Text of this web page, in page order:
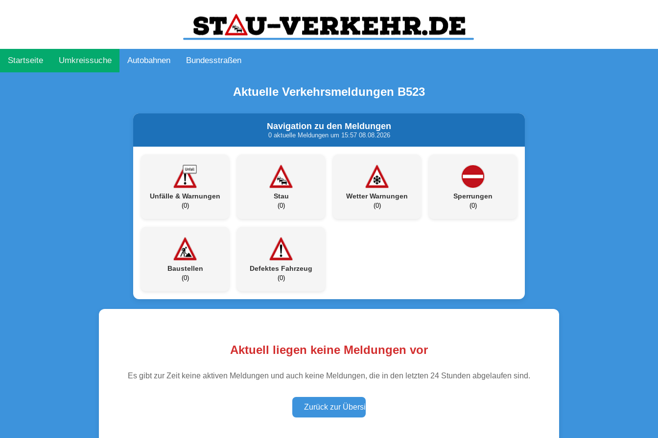
Startseite Umkreissuche Autobahnen Bundesstraßen
Aktuelle Verkehrsmeldungen B523
Navigation zu den Meldungen
0 aktuelle Meldungen um 15:57 08.08.2026
Unfälle & Warnungen
(0)
Stau
(0)
Wetter Warnungen
(0)
Sperrungen
(0)
Baustellen
(0)
Defektes Fahrzeug
(0)
Aktuell liegen keine Meldungen vor
Es gibt zur Zeit keine aktiven Meldungen und auch keine Meldungen, die in den letzten 24 Stunden abgelaufen sind.